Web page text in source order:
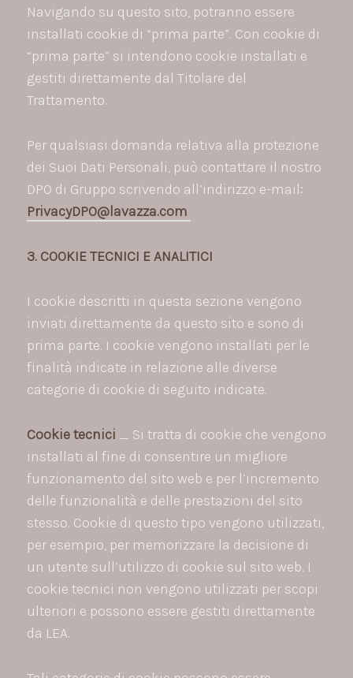
Navigando su questo sito, potranno essere
installati cookie di “prima parte”. Con cookie di
“prima parte” si intendono cookie installati e
gestiti direttamente dal Titolare del
Trattamento.
Per qualsiasi domanda relativa alla protezione
dei Suoi Dati Personali, può contattare il nostro
DPO di Gruppo scrivendo all’indirizzo e-mail:
PrivacyDPO@lavazza.com
3. COOKIE TECNICI E ANALITICI
I cookie descritti in questa sezione vengono
inviati direttamente da questo sito e sono di
prima parte. I cookie vengono installati per le
finalità indicate in relazione alle diverse
categorie di cookie di seguito indicate.
Cookie tecnici _ Si tratta di cookie che vengono
installati al fine di consentire un migliore
funzionamento del sito web e per l’incremento
delle funzionalità e delle prestazioni del sito
stesso. Cookie di questo tipo vengono utilizzati,
per esempio, per memorizzare la decisione di
un utente sull’utilizzo di cookie sul sito web. I
cookie tecnici non vengono utilizzati per scopi
ulteriori e possono essere gestiti direttamente
da LEA.